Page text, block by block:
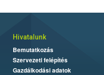
Hivatalunk
Bemutatkozás
Szervezeti felépítés
Gazdálkodási adatok